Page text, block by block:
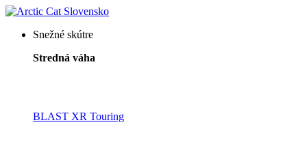
Snežné skútre
Stredná váha
BLAST XR Touring